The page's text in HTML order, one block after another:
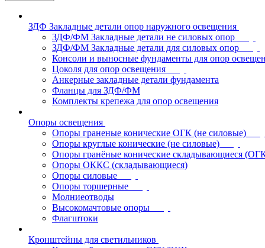
ЗДФ Закладные детали опор наружного освещения
ЗДФ/ФМ Закладные детали не силовых опор
ЗДФ/ФМ Закладные детали для силовых опор
Консоли и выносные фундаменты для опор
Цоколя для опор освещения
Анкерные закладные детали фундамента
Фланцы для ЗДФ/ФМ
Комплекты крепежа для опор освещения
Опоры освещения
Опоры граненые конические ОГК (не силовые)
Опоры круглые конические (не силовые)
Опоры гранёные конические складывающиеся
Опоры ОККС (складывающиеся)
Опоры силовые
Опоры торшерные
Молниеотводы
Высокомачтовые опоры
Флагштоки
Кронштейны для светильников